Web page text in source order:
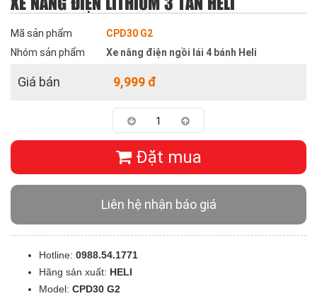
Mã sản phẩm
CPD30 G2
Nhóm sản phẩm
Xe nâng điện ngồi lái 4 bánh Heli
Giá bán 9,999 đ
Đặt mua
Liên hệ nhận báo giá
Hotline: 0988.54.1771
Hãng sản xuất: HELI
Model: CPD30 G2